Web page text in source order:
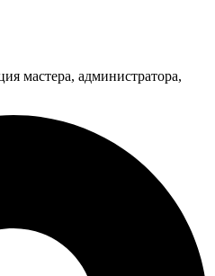
мастера, администратора,